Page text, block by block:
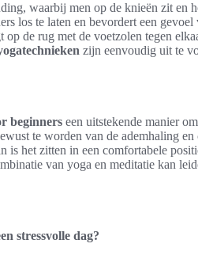
waarbij men op de knieën zit en
los te laten en bevordert een
de rug met de voetzolen tegen
zijn eenvoudig uit te
beginners een uitstekende manier
te worden van de ademhaling
is het zitten in een comfortabele
van yoga en meditatie kan
stressvolle dag?